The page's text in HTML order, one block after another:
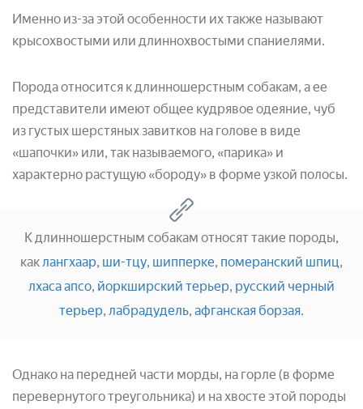
Именно из-за этой особенности их также называют
крысохвостыми или длиннохвостыми спаниелями.
Порода относится к длинношерстным собакам, а ее
представители имеют общее кудрявое одеяние, чуб
из густых шерстяных завитков на голове в виде
«шапочки» или, так называемого, «парика» и
характерно растущую «бороду» в форме узкой полосы.
К длинношерстным собакам относят такие породы,
как лангхаар, ши-тцу, шипперке, померанский шпиц,
лхаса апсо, йоркширский терьер, русский черный
терьер, лабрадудель, афганская борзая.
Однако на передней части морды, на горле (в форме
перевернутого треугольника) и на хвосте этой породы